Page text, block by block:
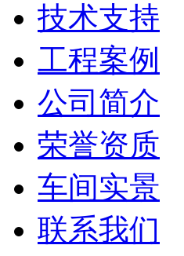
技术支持
工程案例
公司简介
荣誉资质
车间实景
联系我们